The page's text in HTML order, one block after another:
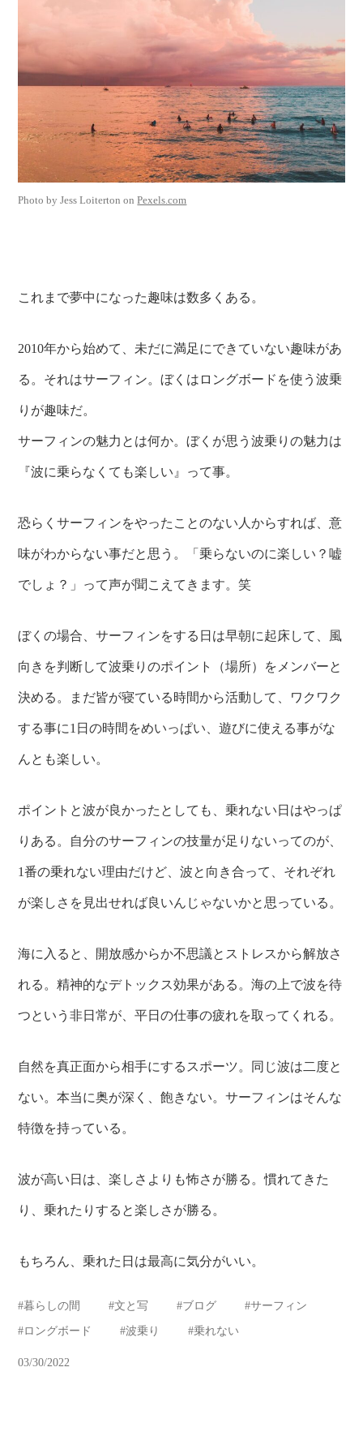
Photo by Jess Loiterton onPexels.com
これまで夢中になった趣味は数多くある。
2010年から始めて、未だに満足にできていない趣味があ
る。それはサーフィン。ぼくはロングボードを使う波乗
りが趣味だ。
サーフィンの魅力とは何か。ぼくが思う波乗りの魅力は
『波に乗らなくても楽しい』って事。
恐らくサーフィンをやったことのない人からすれば、意
味がわからない事だと思う。「乗らないのに楽しい？嘘
でしょ？」って声が聞こえてきます。笑
ぼくの場合、サーフィンをする日は早朝に起床して、風
向きを判断して波乗りのポイント（場所）をメンバーと
決める。まだ皆が寝ている時間から活動して、ワクワク
する事に1日の時間をめいっぱい、遊びに使える事がな
んとも楽しい。
ポイントと波が良かったとしても、乗れない日はやっぱ
りある。自分のサーフィンの技量が足りないってのが、
1番の乗れない理由だけど、波と向き合って、それぞれ
が楽しさを見出せれば良いんじゃないかと思っている。
海に入ると、開放感からか不思議とストレスから解放さ
れる。精神的なデトックス効果がある。海の上で波を待
つという非日常が、平日の仕事の疲れを取ってくれる。
自然を真正面から相手にするスポーツ。同じ波は二度と
ない。本当に奥が深く、飽きない。サーフィンはそんな
特徴を持っている。
波が高い日は、楽しさよりも怖さが勝る。慣れてきた
り、乗れたりすると楽しさが勝る。
もちろん、乗れた日は最高に気分がいい。
#暮らしの間 #文と写 #ブログ #サーフィン
#ロングボード #波乗り #乗れない
03/30/2022